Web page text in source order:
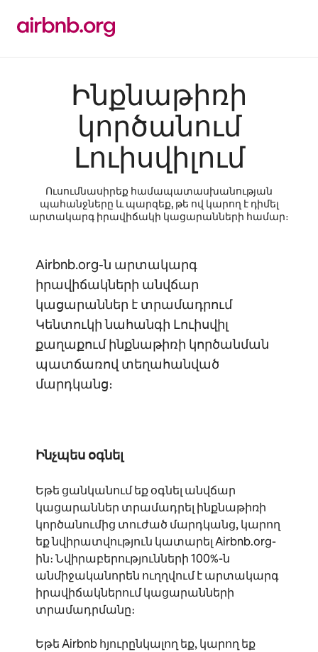
բովանդակությանը
Ինքնաթիռի
կործանում
Լուիսվիլում
Ուսումնասիրեք համապատասխանության
պահանջները և պարզեք, թե ով կարող է դիմել
արտակարգ իրավիճակի կացարանների համար։
Airbnb.org-ն արտակարգ
իրավիճակների անվճար
կացարաններ է տրամադրում
Կենտուկի նահանգի Լուիսվիլ
քաղաքում ինքնաթիռի կործանման
պատճառով տեղահանված
մարդկանց։
Ինչպես օգնել
Եթե ցանկանում եք օգնել անվճար
կացարաններ տրամադրել ինքնաթիռի
կործանումից տուժած մարդկանց, կարող
եք նվիրատվություն կատարել Airbnb.org-
ին։ Նվիրաբերությունների 100%-ն
անմիջականորեն ուղղվում է արտակարգ
իրավիճակներում կացարանների
տրամադրմանը։
Եթե Airbnb հյուրընկալող եք, կարող եք